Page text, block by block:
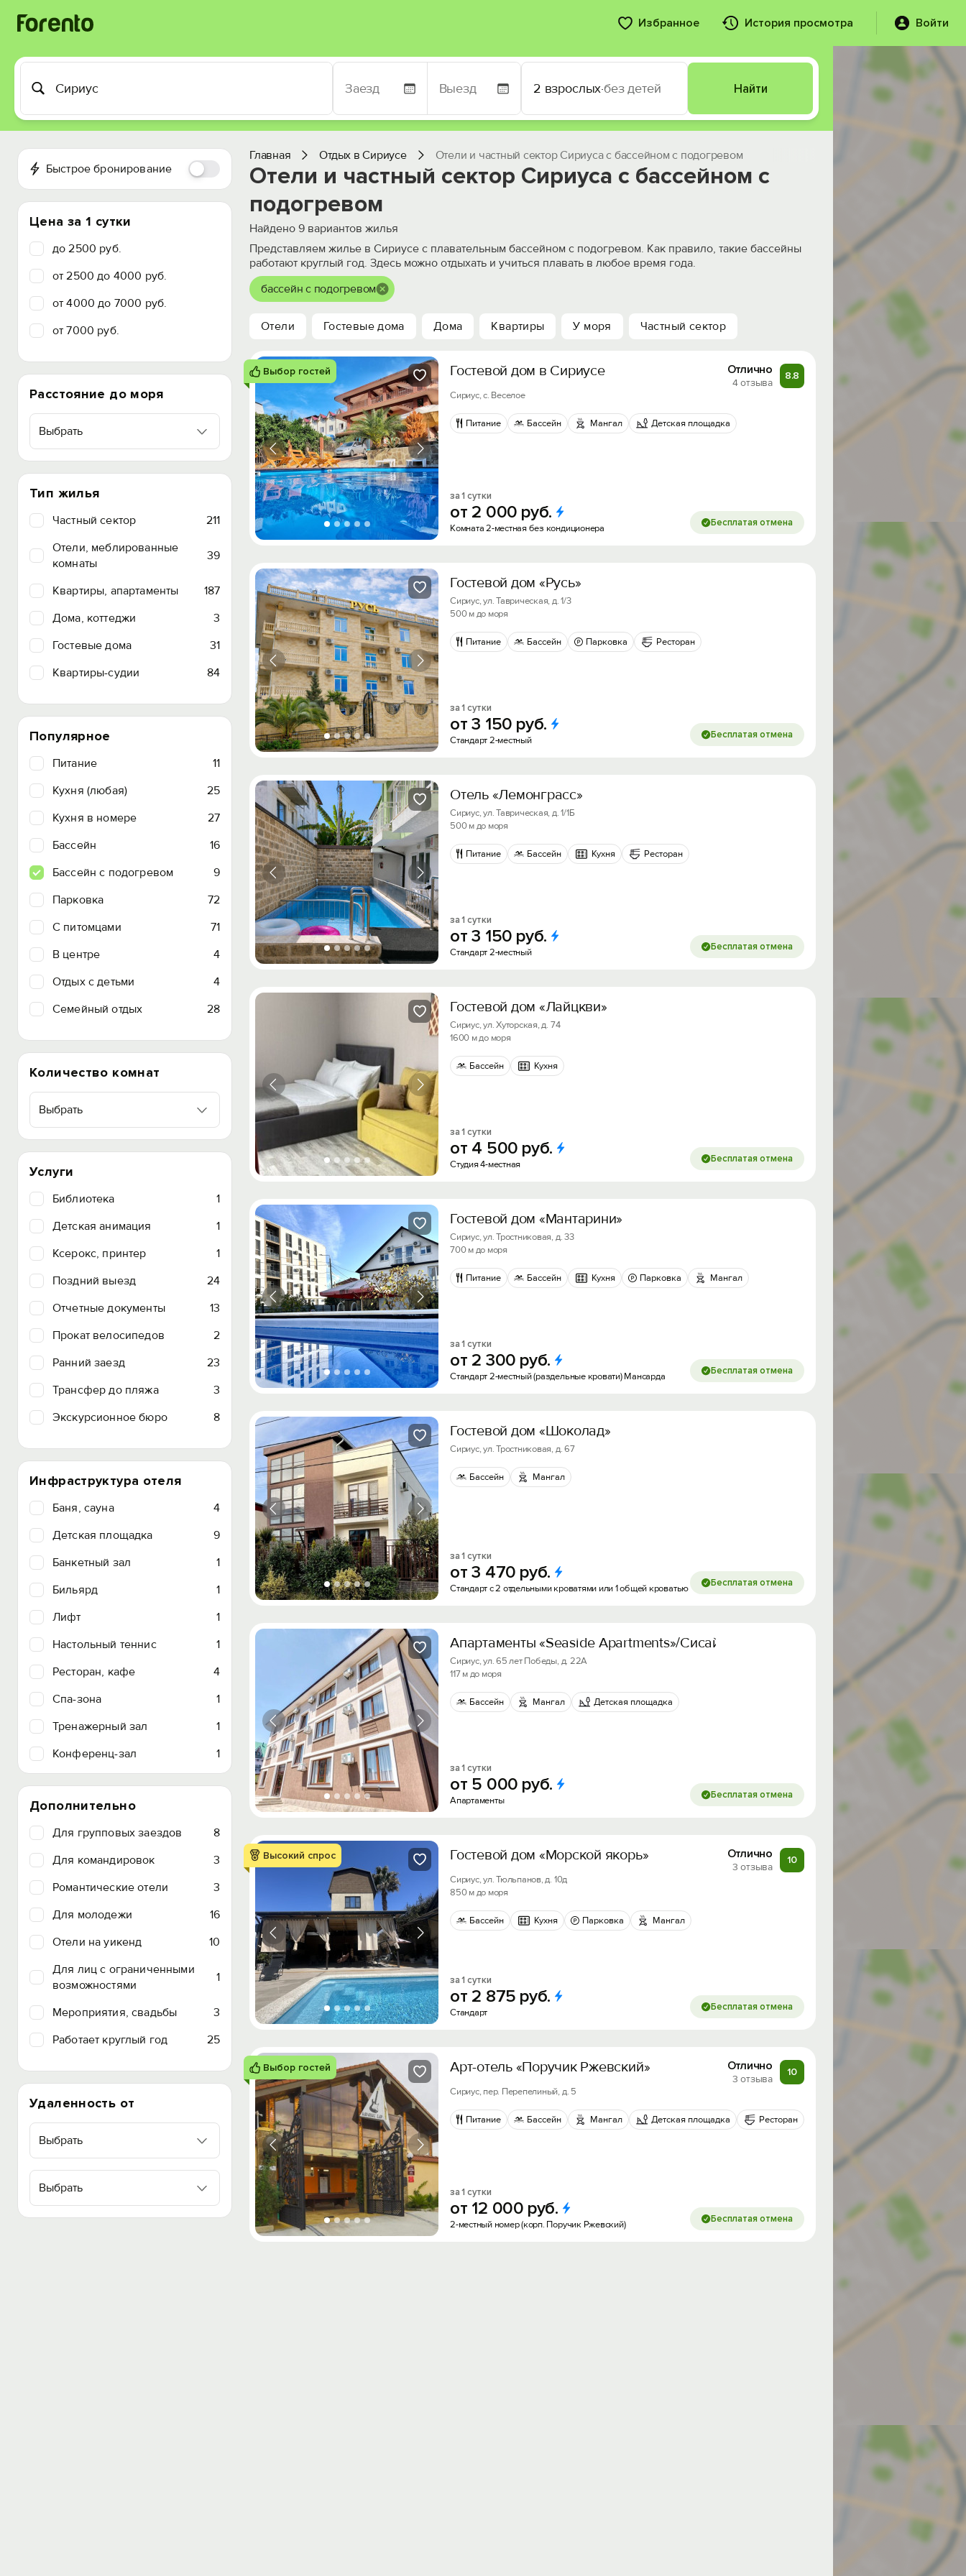
Избранное История просмотра Войти
2 взрослых·без детей Найти
Быстрое бронирование
Цена за 1 сутки
до 2500 руб.
от 2500 до 4000 руб.
от 4000 до 7000 руб.
от 7000 руб.
Расстояние до моря
Выбрать
Тип жилья
Частный сектор
211
Отели, меблированные
комнаты
39
Квартиры, апартаменты
187
Дома, коттеджи
3
Гостевые дома
31
Квартиры-судии
84
Популярное
Питание
11
Кухня (любая)
25
Кухня в номере
27
Бассейн
16
Бассейн с подогревом
9
Парковка
72
C питомцами
71
В центре
4
Отдых с детьми
4
Семейный отдых
28
Количество комнат
Выбрать
Услуги
Библиотека
1
Детская анимация
1
Ксерокс, принтер
1
Поздний выезд
24
Отчетные документы
13
Прокат велосипедов
2
Ранний заезд
23
Трансфер до пляжа
3
Экскурсионное бюро
8
Инфраструктура отеля
Баня, сауна
4
Детская площадка
9
Банкетный зал
1
Бильярд
1
Лифт
1
Настольный теннис
1
Ресторан, кафе
4
Спа-зона
1
Тренажерный зал
1
Конференц-зал
1
Дополнительно
Для групповых заездов
8
Для командировок
3
Романтические отели
3
Для молодежи
16
Отели на уикенд
10
Для лиц с ограниченными
возможностями
1
Мероприятия, свадьбы
3
Работает круглый год
25
Удаленность от
Выбрать
Выбрать
Главная Отдых в Сириусе Отели и частный сектор Сириуса с бассейном с подогревом
Отели и частный сектор Сириуса с бассейном с
подогревом
Найдено 9 вариантов жилья
Представляем жилье в Сириусе с плавательным бассейном с подогревом. Как правило, такие бассейны
работают круглый год. Здесь можно отдыхать и учиться плавать в любое время года.
бассейн с подогревом
Отели Гостевые дома Дома Квартиры У моря Частный сектор
Выбор гостей Гостевой дом в Сириусе Отлично
4 отзыва
8.8
Сириус, с. Веселое
Питание Бассейн Мангал Детская площадка
за 1 сутки
от 2 000 руб.
Комната 2-местная без кондиционера Бесплатая отмена
Гостевой дом «Русь»
Сириус, ул. Таврическая, д. 1/3
500 м до моря
Питание Бассейн Парковка Ресторан
за 1 сутки
от3 150 руб.
Стандарт 2-местный Бесплатая отмена
Отель «Лемонграсс»
Сириус, ул. Таврическая, д. 1/1Б
500 м до моря
Питание Бассейн Кухня Ресторан
за 1 сутки
от3 150 руб.
Стандарт 2-местный Бесплатая отмена
Гостевой дом «Лайцкви»
Сириус, ул. Хуторская, д. 74
1600 м до моря
Бассейн Кухня
за 1 сутки
от 4 500 руб.
Студия 4-местная Бесплатая отмена
Гостевой дом «Мантарини»
Сириус, ул. Тростниковая, д. 33
700 м до моря
Питание Бассейн Кухня Парковка Мангал
за 1 сутки
от 2 300 руб.
Стандарт 2-местный (раздельные кровати) Мансарда Бесплатая отмена
Гостевой дом «Шоколад»
Сириус, ​ул. Тростниковая, д. 67
Бассейн Мангал
за 1 сутки
от3 470 руб.
Стандарт с 2 отдельными кроватями или 1 общей кроватью Бесплатая отмена
Апартаменты «Seaside Apartments»/Сисайд Апартментс
Сириус, ул. 65 лет Победы, д. 22А
117 м до моря
Бассейн Мангал Детская площадка
за 1 сутки
от 5 000 руб.
Апартаменты Бесплатая отмена
Высокий спрос Гостевой дом «Морской якорь» Отлично
3 отзыва
10
Сириус, ул. Тюльпанов, д. 10д
850 м до моря
Бассейн Кухня Парковка Мангал
за 1 сутки
от 2 875 руб.
Стандарт Бесплатая отмена
Выбор гостей Арт-отель «Поручик Ржевский» Отлично
3 отзыва
10
Сириус, пер. Перепелиный, д. 5
Питание Бассейн Мангал Детская площадка Ресторан
за 1 сутки
от 12 000 руб.
2-местный номер (корп. Поручик Ржевский) Бесплатая отмена